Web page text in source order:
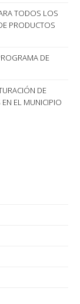
TODOS LOS
PRODUCTOS
DE
DE
EL MUNICIPIO